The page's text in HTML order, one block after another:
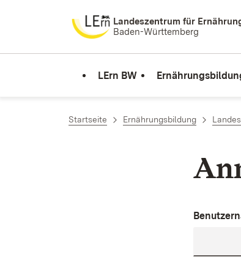
Zum Inhalt springenLandeszentrum für
Baden-Württemberg
LErn BW
Startseite Ernährungsbildung